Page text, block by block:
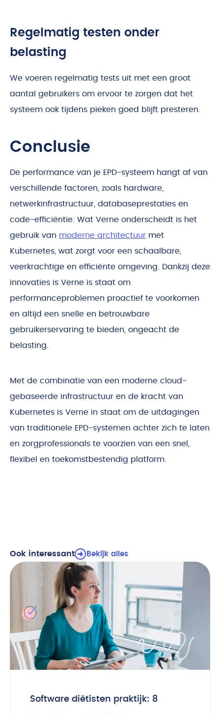
Regelmatig testen onder
belasting
We voeren regelmatig tests uit met een groot
aantal gebruikers om ervoor te zorgen dat het
systeem ook tijdens pieken goed blijft presteren.
Conclusie
De performance van je EPD-systeem hangt af van
verschillende factoren, zoals hardware,
netwerkinfrastructuur, databaseprestaties en
code-efficiëntie. Wat Verne onderscheidt is het
gebruik van moderne architectuur met
Kubernetes, wat zorgt voor een schaalbare,
veerkrachtige en efficiënte omgeving. Dankzij deze
innovaties is Verne is staat om
performanceproblemen proactief te voorkomen
en altijd een snelle en betrouwbare
gebruikerservaring te bieden, ongeacht de
belasting.
Met de combinatie van een moderne cloud-
gebaseerde infrastructuur en de kracht van
Kubernetes is Verne in staat om de uitdagingen
van traditionele EPD-systemen achter zich te laten
en zorgprofessionals te voorzien van een snel,
flexibel en toekomstbestendig platform.
Ook interessant Bekijk alles
Software diëtisten praktijk: 8